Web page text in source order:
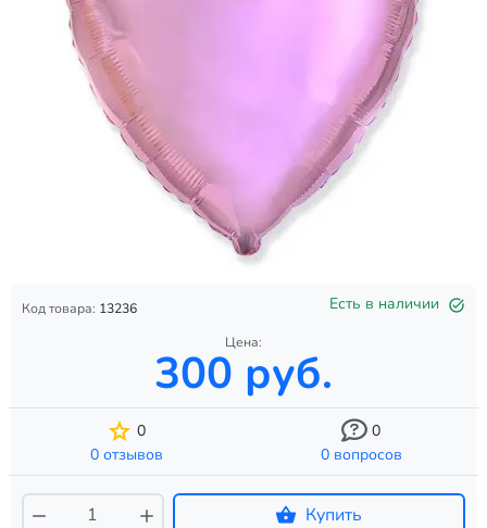
Код товара: 13236 Есть в наличии
Цена:
300 руб.
0
0 отзывов
0
0 вопросов
Купить